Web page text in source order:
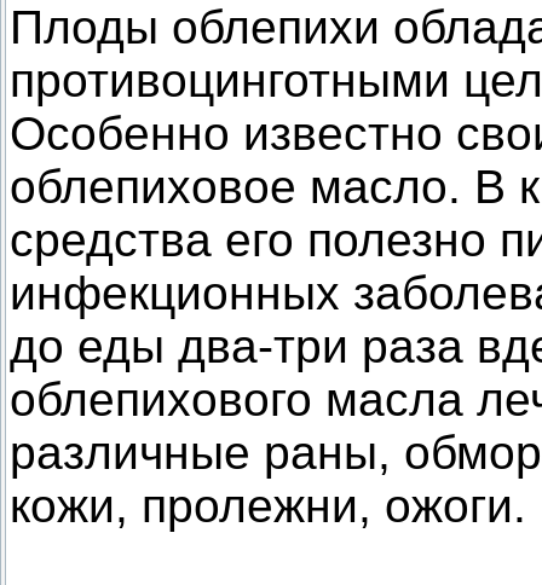
Плоды облепихи
противоцинготными
Особенно известно
облепиховое масло. В
средства его полезно
инфекционных
до еды два-три раза
облепихового масла
различные раны,
кожи, пролежни, ожоги.